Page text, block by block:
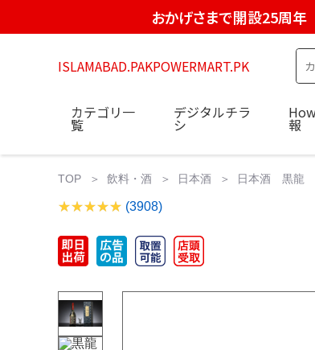
おかげさまで開設25周年
ISLAMABAD.PAKPOWERMART.PK
カテゴリ一
覧
デジタルチラ
シ 報
TOP 飲料・酒 日本酒 日本酒 黒龍
(3908)